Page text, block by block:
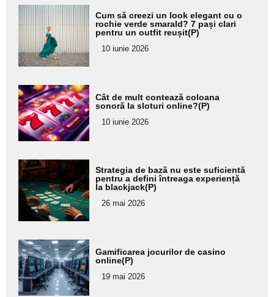
Adaugă
aici textul
pentru
subtitlu
Cum să creezi un look elegant cu o
rochie verde smarald? 7 pași clari
pentru un outfit reușit(P)
10 iunie 2026
Adaugă
aici textul
pentru
subtitlu
Cât de mult contează coloana
sonoră la sloturi online?(P)
10 iunie 2026
Adaugă
aici textul
pentru
subtitlu
Strategia de bază nu este suficientă
pentru a defini întreaga experiență
la blackjack(P)
26 mai 2026
Adaugă
aici textul
pentru
subtitlu
Gamificarea jocurilor de casino
online(P)
19 mai 2026